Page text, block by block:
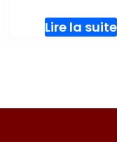
Lire la suite